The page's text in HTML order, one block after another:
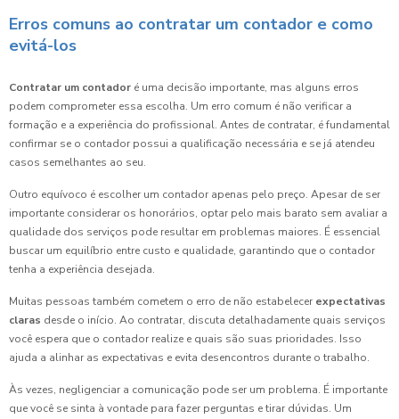
Erros comuns ao contratar um contador e como
evitá-los
Contratar um contador é uma decisão importante, mas alguns erros
podem comprometer essa escolha. Um erro comum é não verificar a
formação e a experiência do profissional. Antes de contratar, é fundamental
confirmar se o contador possui a qualificação necessária e se já atendeu
casos semelhantes ao seu.
Outro equívoco é escolher um contador apenas pelo preço. Apesar de ser
importante considerar os honorários, optar pelo mais barato sem avaliar a
qualidade dos serviços pode resultar em problemas maiores. É essencial
buscar um equilíbrio entre custo e qualidade, garantindo que o contador
tenha a experiência desejada.
Muitas pessoas também cometem o erro de não estabelecer expectativas
claras desde o início. Ao contratar, discuta detalhadamente quais serviços
você espera que o contador realize e quais são suas prioridades. Isso
ajuda a alinhar as expectativas e evita desencontros durante o trabalho.
Às vezes, negligenciar a comunicação pode ser um problema. É importante
que você se sinta à vontade para fazer perguntas e tirar dúvidas. Um